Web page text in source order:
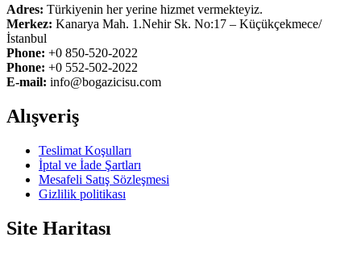
Adres: Türkiyenin her yerine hizmet vermekteyiz.
Merkez: Kanarya Mah. 1.Nehir Sk. No:17 – Küçükçekmece/
İstanbul
Phone: +0 850-520-2022
Phone: +0 552-502-2022
E-mail: info@bogazicisu.com
Alışveriş
Teslimat Koşulları
İptal ve İade Şartları
Mesafeli Satış Sözleşmesi
Gizlilik politikası
Site Haritası